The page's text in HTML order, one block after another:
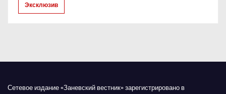
Эксклюзив
Сетевое издание «Заневский вестник» зарегистрировано в